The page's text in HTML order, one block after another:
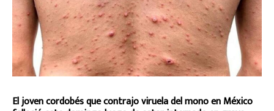
El joven cordobés que contrajo viruela del mono en México